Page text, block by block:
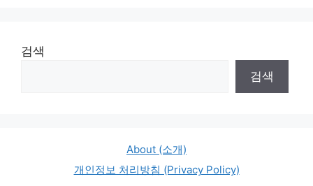
검색
검색
About (소개)
개인정보 처리방침 (Privacy Policy)